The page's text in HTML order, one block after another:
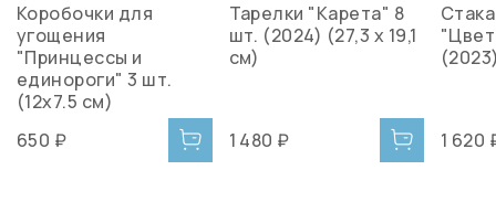
Коробочки для
угощения
"Принцессы и
единороги" 3 шт.
(12x7.5 см)
650 ₽
Тарелки "Карета" 8
шт. (2024) (27,3 х 19,1
см)
1 480 ₽ 1 620